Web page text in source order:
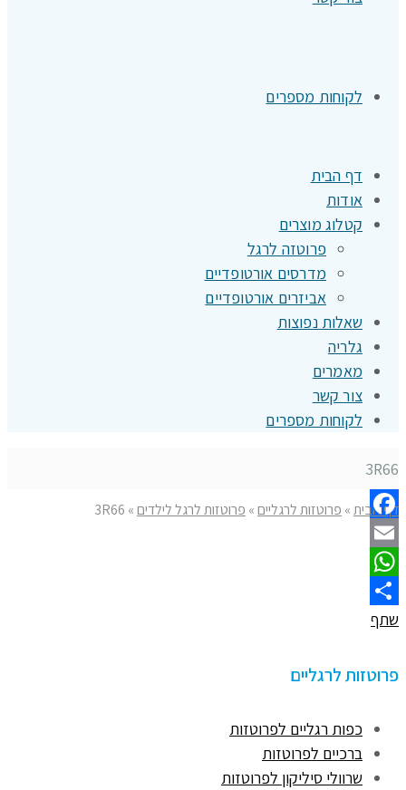
לקוחות מספרים
דף הבית
אודות
קטלוג מוצרים
פרוטזה לרגל
מדרסים אורטופדיים
אביזרים אורטופדיים
שאלות נפוצות
גלריה
מאמרים
צור קשר
לקוחות מספרים
3R66
דף הבית» פרוטזות לרגליים» פרוטזות לרגל לילדים»
3R66
Facebook
Email
WhatsApp
שתף
פרוטזות לרגליים
כפות רגליים לפרוטזות
ברכיים לפרוטזות
שרוולי סיליקון לפרוטזות